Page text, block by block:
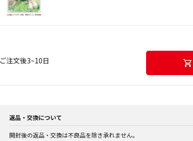
ご注文後3~10日
返品・交換について
開封後の返品・交換は不良品を除き承れません。